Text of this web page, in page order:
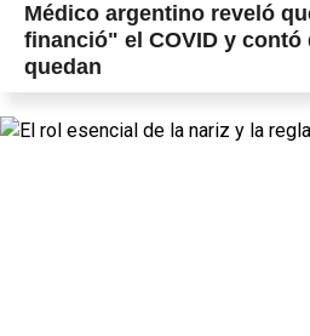
Médico argentino reveló
financió" el COVID y contó
quedan